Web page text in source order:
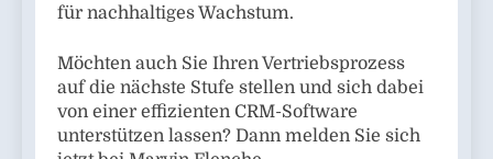
für nachhaltiges Wachstum.
Möchten auch Sie Ihren Vertriebsprozess
auf die nächste Stufe stellen und sich dabei
von einer effizienten CRM-Software
unterstützen lassen? Dann melden Sie sich